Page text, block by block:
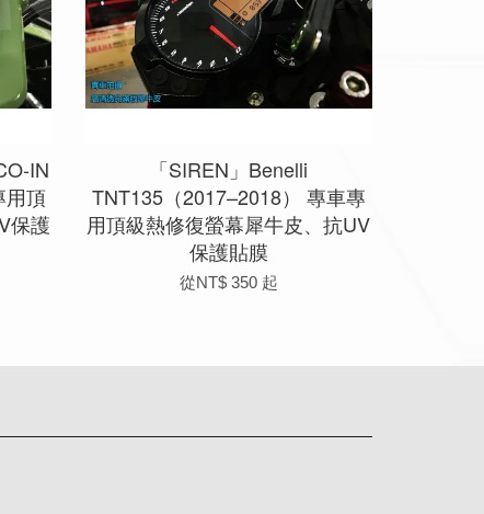
IN
用頂
保護
「SIREN」Benelli
TNT135（2017–2018） 專車專
用頂級熱修復螢幕犀牛皮、抗UV
保護貼膜
從NT$ 350 起